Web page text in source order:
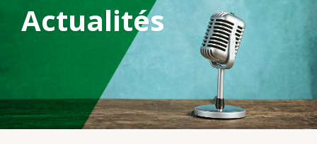
Le LCGB
Structures syndicales
Assistance au Travail
Actualités